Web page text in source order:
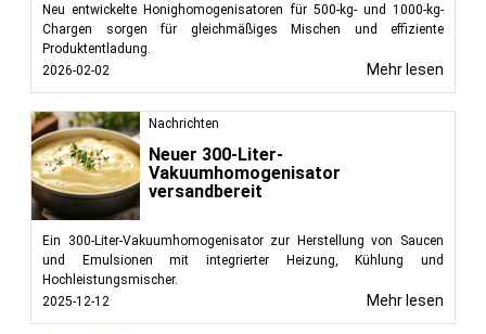
Neu entwickelte Honighomogenisatoren für 500-kg- und 1000-kg-
Chargen sorgen für gleichmäßiges Mischen und effiziente
Produktentladung.
2026-02-02
Mehr lesen
Nachrichten
Neuer 300-Liter-
Vakuumhomogenisator
versandbereit
Ein 300-Liter-Vakuumhomogenisator zur Herstellung von Saucen
und Emulsionen mit integrierter Heizung, Kühlung und
Hochleistungsmischer.
2025-12-12
Mehr lesen